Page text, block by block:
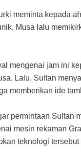
meminta kepada
Musa lalu
mengenai jam ini
Lalu, Sultan
memberikan ide
permintaan Sultan
mesin rekaman
teknologi